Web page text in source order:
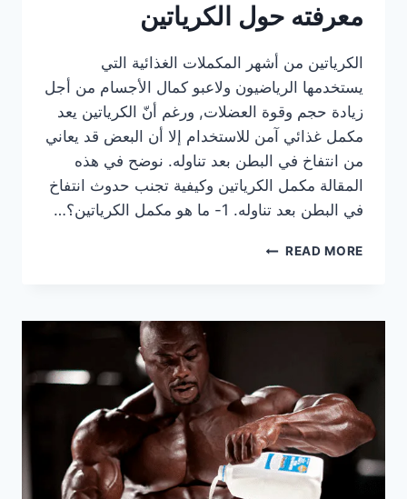
معرفته حول الكرياتين
الكرياتين من أشهر المكملات الغذائية التي
يستخدمها الرياضيون ولاعبو كمال الأجسام من أجل
زيادة حجم وقوة العضلات, ورغم أنّ الكرياتين يعد
مكمل غذائي آمن للاستخدام إلا أن البعض قد يعاني
من انتفاخ في البطن بعد تناوله. نوضح في هذه
المقالة مكمل الكرياتين وكيفية تجنب حدوث انتفاخ
في البطن بعد تناوله. 1- ما هو مكمل الكرياتين؟…
READ MOREالكرياتين:
في
ما
تريد
معرفته
حول
الكرياتين